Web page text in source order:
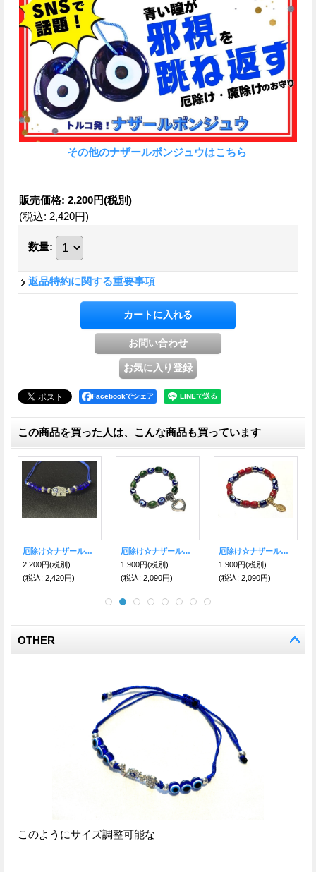
その他のナザールボンジュウはこちら
販売価格: 2,200円(税別)
(税込: 2,420円)
数量:
返品特約に関する重要事項
Facebookでシェア
この商品を買った人は、こんな商品も買っています
厄除け☆ナザールボンジュウ★トルコビーズ ブレスレット K
1,900円(税別)
(税込 2,090円)
厄除け☆ナザールボンジュウ★3連ブレスレット シルバー
1,880円(税別)
(税込 2,068円)
厄除け☆ナザールボンジュウ●ミニピアスGD
1,700円(税別)
(税込 1,870円)
OTHER
このようにサイズ調整可能な